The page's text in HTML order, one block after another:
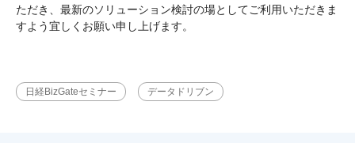
ただき、最新のソリューション検討の場としてご利用いただきま
すよう宜しくお願い申し上げます。
日経BizGateセミナー データドリブン